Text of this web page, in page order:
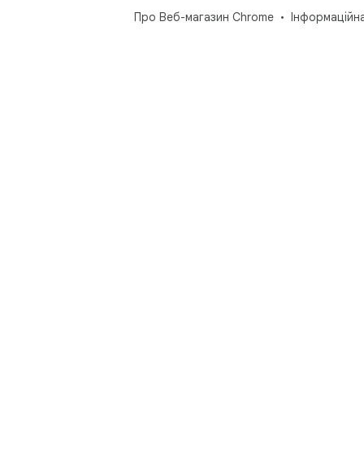
Про Веб-магазин Chrome